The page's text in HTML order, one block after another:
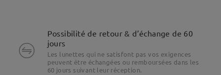
Possibilité de retour & d’échange de 60
jours
Les lunettes qui ne satisfont pas vos exigences
peuvent être échangées ou remboursées dans les
60 jours suivant leur réception.